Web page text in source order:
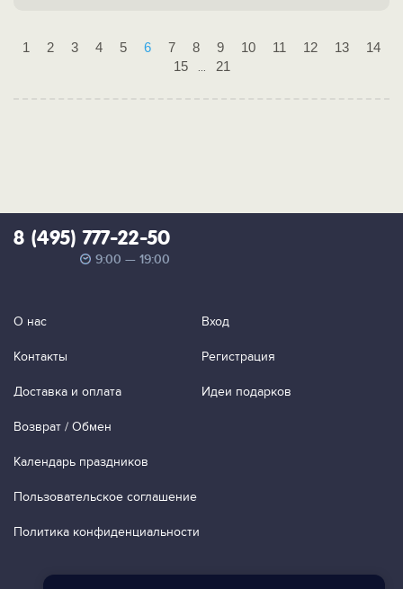
1 2 3 4 5 6 7 8 9 10 11 12 13
14
15
... 21
8 (495) 777-22-50
9:00 — 19:00
О нас
Контакты
Доставка и оплата
Возврат / Обмен
Календарь праздников
Пользовательское соглашение
Политика конфиденциальности
Вход
Регистрация
Идеи подарков